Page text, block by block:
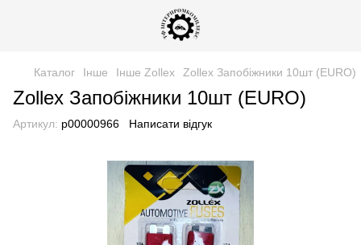
Каталог Інше Інше Zollex Zollex Запобіжники 10шт (EURO)
Zollex Запобіжники 10шт (EURO)
Артикул: р00000966 Написати відгук